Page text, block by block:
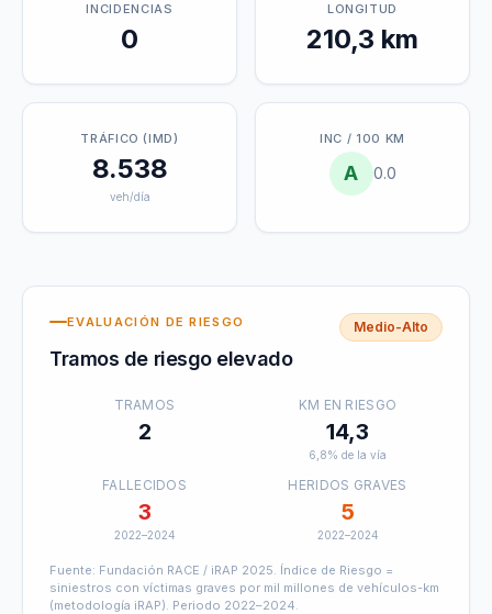
INCIDENCIAS
0
LONGITUD
210,3 km
TRÁFICO (IMD)
8.538
veh/día
INC / 100 KM
A 0.0
EVALUACIÓN DE RIESGO
Tramos de riesgo elevado
Medio-Alto
TRAMOS
2
KM EN RIESGO
14,3
6,8% de la vía
FALLECIDOS
3
2022–2024
HERIDOS GRAVES
5
2022–2024
Fuente: Fundación RACE / iRAP 2025. Índice de Riesgo =
siniestros con víctimas graves por mil millones de vehículos-km
(metodología iRAP). Periodo 2022–2024.